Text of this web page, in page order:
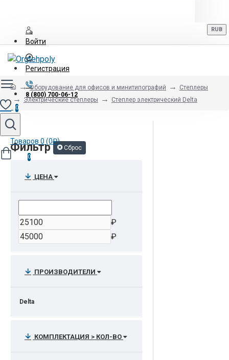
Войти
Регистрация
8 (800) 700-06-12
RUB
0
Товаров 0 (0₽)
0
Оборудование для офисов и минитипографий
Степлеры
Электрические степлеры
Степлер электрический Delta
Фильтр Сброс
ЦЕНА
₽
₽
ПРОИЗВОДИТЕЛИ
Delta
КОМПЛЕКТАЦИЯ > КОЛ-ВО